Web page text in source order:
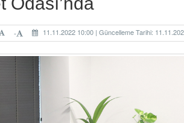
11.11.2022 10:00 | Güncelleme Tarihi:
-